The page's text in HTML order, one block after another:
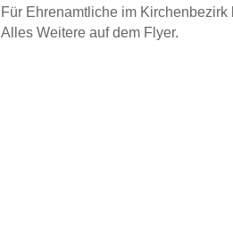
Für Ehrenamtliche im
Alles Weitere auf dem Flyer.